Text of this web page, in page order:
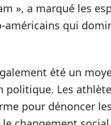
», a marqué les
américains qui
été un
politique. Les
pour dénoncer